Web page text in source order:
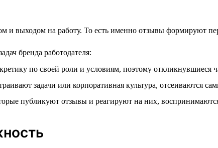
и выходом на работу. То есть именно отзывы формируют
бренда работодателя:
по своей роли и условиям, поэтому откликнувшиеся
задачи или корпоративная культура, отсеиваются
публикуют отзывы и реагируют на них,